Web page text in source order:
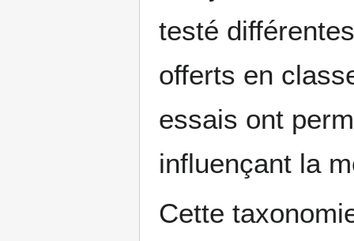
testé
offerts en
essais ont
influençant la
Cette